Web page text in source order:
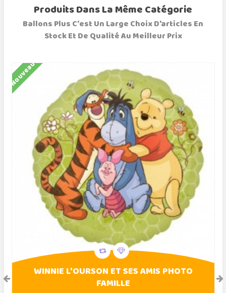
Produits Dans La Même Catégorie
Ballons Plus C'est Un Large Choix D'articles En
Stock Et De Qualité Au Meilleur Prix
Nouveau
WINNIE L'OURSON ET SES AMIS PHOTO
FAMILLE